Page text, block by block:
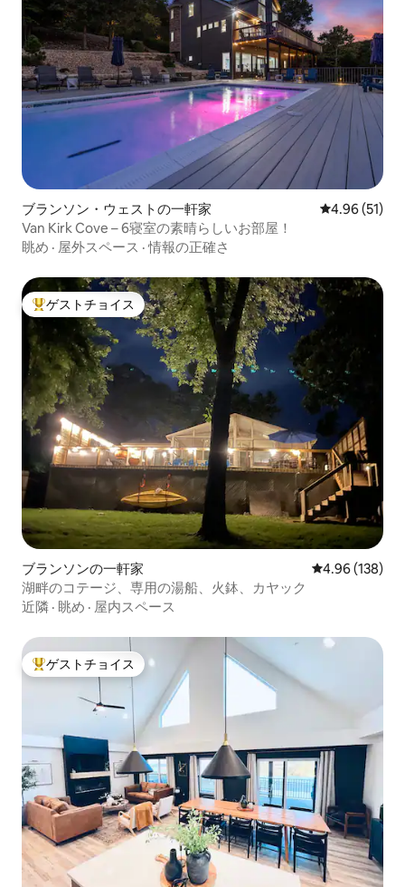
ブランソン・ウェストの一軒家 レビュー51
4.96 (51)
Van Kirk Cove – 6寝室の素晴らしいお部屋！
眺め · 屋外スペース ·情報の正確さ
大好評のゲストチョイスです。
ゲストチョイス
ブランソンの一軒家 レビュー138
4.96 (138)
湖畔のコテージ、専用の湯船、火鉢、カヤック
近隣 · 眺め · 屋内スペース
大好評のゲストチョイスです。
ゲストチョイス